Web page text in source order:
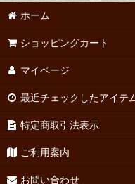
ホーム
ショッピングカート
マイページ
最近チェックしたアイテ
特定商取引法表示
ご利用案内
お問い合わせ